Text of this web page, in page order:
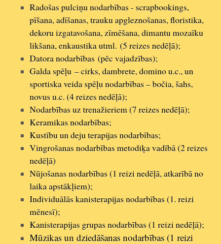
Radošas pulciņu nodarbības - scrapbookings,
pīšana, adīšanas, trauku apgleznošanas, floristika,
dekoru izgatavošana, zīmēšana, dimantu mozaīku
likšana, enkaustika utml. (5 reizes nedēļā);
Datora nodarbības (pēc vajadzības);
Galda spēļu – cirks, dambrete, domino u.c., un
sportiska veida spēļu nodarbības – bočia, šahs,
novus u.c. (4 reizes nedēļā);
Nodarbības uz trenažieriem (7 reizes nedēļā);
Keramikas nodarbības;
Kustību un deju terapijas nodarbības;
Vingrošanas nodarbības metodiķa vadībā (2 reizes
nedēļā)
Nūjošanas nodarbības (1 reizi nedēļā, atkarībā no
laika apstākļiem);
Individuālās kanisterapijas nodarbības (1. reizi
mēnesī);
Kanisterapijas grupas nodarbības (1 reizi nedēļā);
Mūzikas un dziedāšanas nodarbības (1 reizi